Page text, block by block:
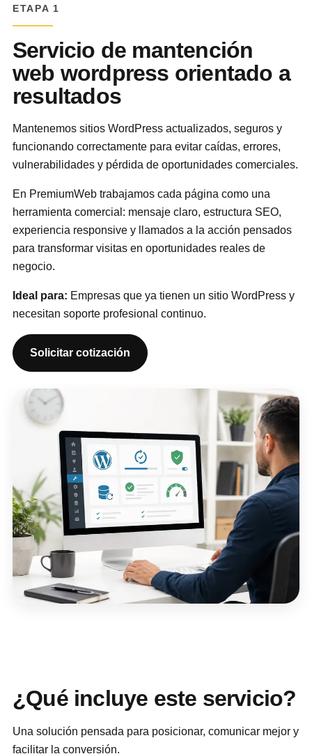
ETAPA 1
Servicio de mantención
web wordpress orientado a
resultados
Mantenemos sitios WordPress actualizados, seguros y
funcionando correctamente para evitar caídas, errores,
vulnerabilidades y pérdida de oportunidades comerciales.
En PremiumWeb trabajamos cada página como una
herramienta comercial: mensaje claro, estructura SEO,
experiencia responsive y llamados a la acción pensados
para transformar visitas en oportunidades reales de
negocio.
Ideal para: Empresas que ya tienen un sitio WordPress y
necesitan soporte profesional continuo.
Solicitar cotización
¿Qué incluye este servicio?
Una solución pensada para posicionar, comunicar mejor y
facilitar la conversión.